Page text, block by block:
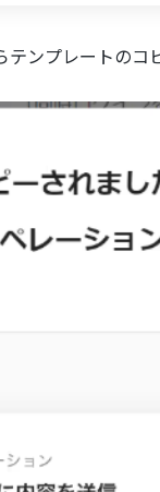
ンプレートのコ